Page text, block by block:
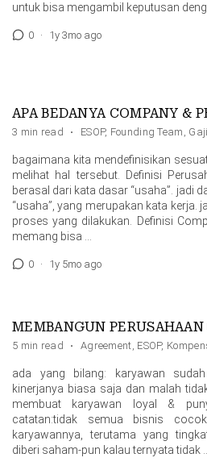
untuk bisa mengambil keputusan
0 · 1y 3mo ago
APA BEDANYA COMPANY &
3 min read · ESOP, Founding Team , Gaji
bagaimana kita mendefinisikan
melihat hal tersebut. Definisi
berasal dari kata dasar “usaha”. jadi
“usaha”, yang merupakan kata kerja.
proses yang dilakukan. Definisi
memang bisa …
0 · 1y 5mo ago
5 min read · Agreement, ESOP,
ada yang bilang: karyawan
kinerjanya biasa saja dan malah
membuat karyawan loyal &
catatan:tidak semua bisnis
karyawannya, terutama yang
diberi saham-pun kalau ternyata tidak …